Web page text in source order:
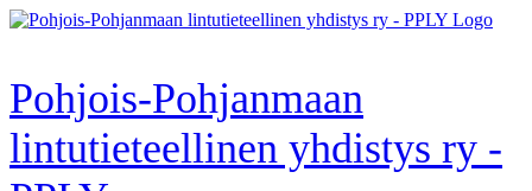
Skip
Pohjois-Pohjanmaan
lintutieteellinen yhdistys ry -